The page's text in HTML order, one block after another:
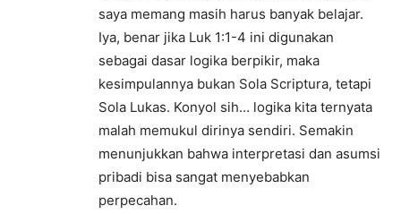
saya memang masih harus banyak belajar.
Iya, benar jika Luk 1:1-4 ini digunakan
sebagai dasar logika berpikir, maka
kesimpulannya bukan Sola Scriptura, tetapi
Sola Lukas. Konyol sih… logika kita ternyata
malah memukul dirinya sendiri. Semakin
menunjukkan bahwa interpretasi dan asumsi
pribadi bisa sangat menyebabkan
perpecahan.